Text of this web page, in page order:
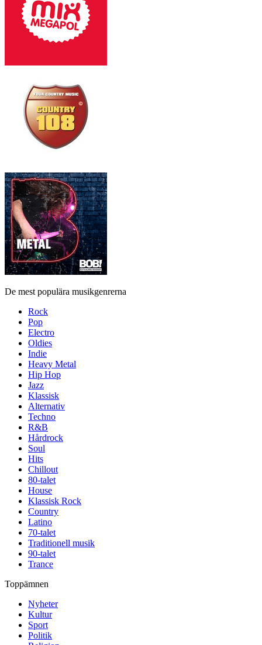
De mest populära musikgenrerna
Rock
Pop
Electro
Oldies
Indie
Heavy Metal
Hip Hop
Jazz
Klassisk
Alternativ
Techno
R&B
Hårdrock
Soul
Hits
Chillout
80-talet
House
Klassisk Rock
Country
Latino
70-talet
Traditionell musik
90-talet
Trance
Toppämnen
Nyheter
Kultur
Sport
Politik